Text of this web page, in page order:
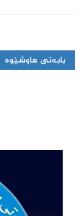
بابەتی هاوشێوە